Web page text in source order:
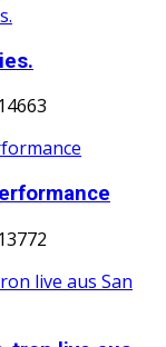
14663
13772